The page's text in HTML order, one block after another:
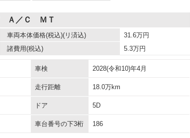
Ａ／Ｃ ＭＴ
車両本体価格(税込)(リ済込) 31.6万円
諸費用(税込) 5.3万円
車検 2028(令和10)年4月
走行距離 18.0万km
ドア 5D
車台番号の下3桁 186